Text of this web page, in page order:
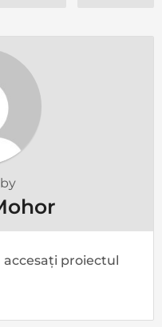
accesați proiectul